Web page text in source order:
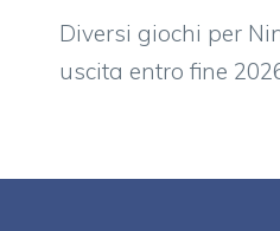
Diversi giochi per
uscita entro fine